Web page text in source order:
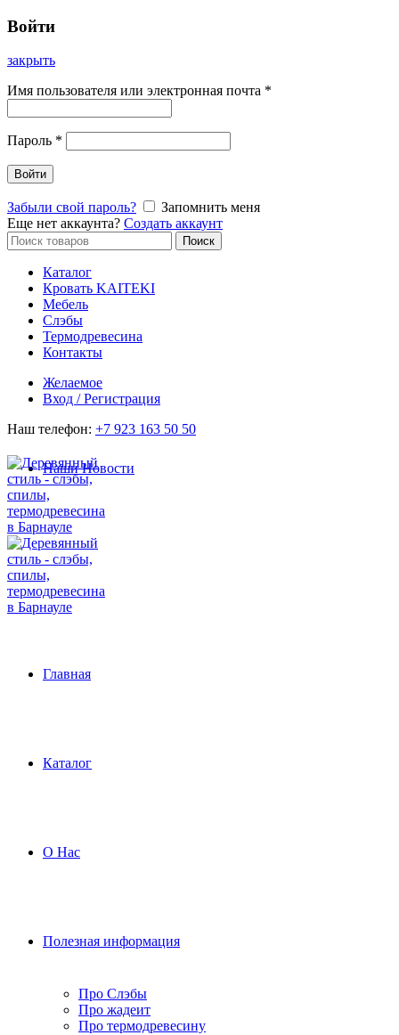
Войти
закрыть
Имя пользователя или электронная почта *
Пароль *
Войти
Забыли свой пароль?
Запомнить меня
Еще нет аккаунта? Создать аккаунт
Искать:
Поиск
Каталог
Кровать KAITEKI
Мебель
Слэбы
Термодревесина
Контакты
Желаемое
Вход / Регистрация
Наш телефон: +7 923 163 50 50
Наши Новости
Главная
Каталог
О Нас
Полезная информация
Про Слэбы
Про жадеит
Про термодревесину